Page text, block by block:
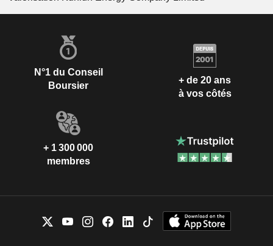
N°1 du Conseil
Boursier
+ de 20 ans
à vos côtés
+ 1 300 000
membres